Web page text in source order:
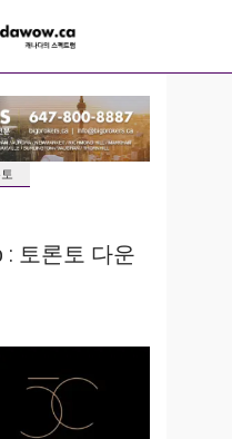
: 토론토 다운